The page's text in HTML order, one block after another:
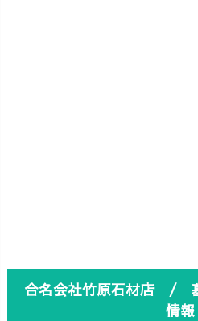
合名会社竹原石材店 /
情報